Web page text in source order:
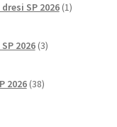
SP 2026 1izdelek
2026 3izdelki
2026 38izdelkov